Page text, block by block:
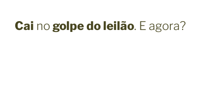
Cai no golpe do leilão. E agora?